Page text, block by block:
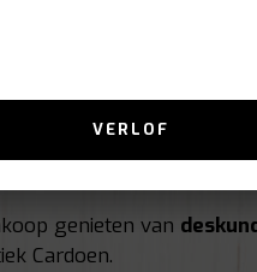
genieten van
Cardoen.
VERLOF